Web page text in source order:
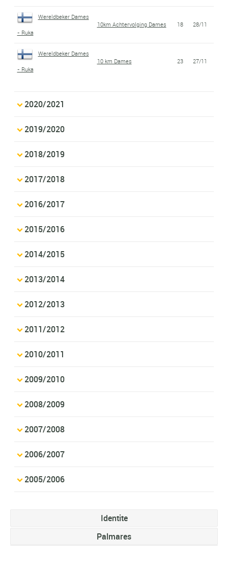
Wereldbeker Dames
- Ruka
10km Achtervolging Dames 18 28/11
Wereldbeker Dames
- Ruka
10 km Dames 23 27/11
2020/2021
2019/2020
2018/2019
2017/2018
2016/2017
2015/2016
2014/2015
2013/2014
2012/2013
2011/2012
2010/2011
2009/2010
2008/2009
2007/2008
2006/2007
2005/2006
Identite
Palmares